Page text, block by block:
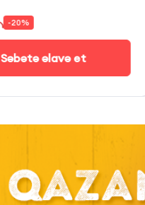
-20%
Səbətə əlavə et